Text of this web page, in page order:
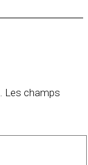
Les champs